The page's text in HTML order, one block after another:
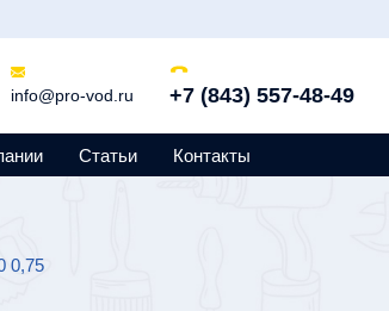
info@pro-vod.ru +7 (843) 557-48-49
Статьи Контакты
0,75